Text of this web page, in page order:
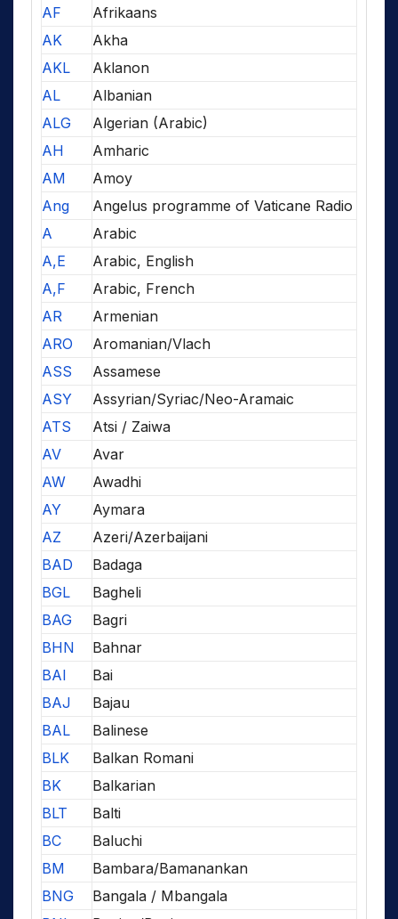
AF
Afrikaans
AK
Akha
AKL
Aklanon
AL
Albanian
ALG
Algerian (Arabic)
AH
Amharic
AM
Amoy
Ang
Angelus programme of Vaticane Radio
A
Arabic
A,E
Arabic, English
A,F
Arabic, French
AR
Armenian
ARO
Aromanian/Vlach
ASS
Assamese
ASY
Assyrian/Syriac/Neo-Aramaic
ATS
Atsi / Zaiwa
AV
Avar
AW
Awadhi
AY
Aymara
AZ
Azeri/Azerbaijani
BAD
Badaga
BGL
Bagheli
BAG
Bagri
BHN
Bahnar
BAI
Bai
BAJ
Bajau
BAL
Balinese
BLK
Balkan Romani
BK
Balkarian
BLT
Balti
BC
Baluchi
BM
Bambara/Bamanankan
BNG
Bangala / Mbangala